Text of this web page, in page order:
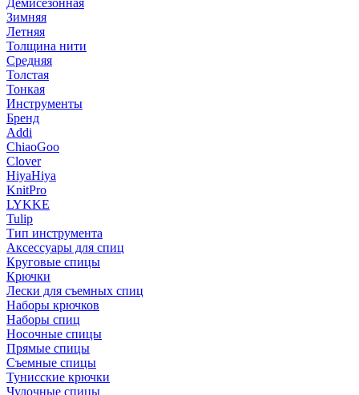
Демисезонная
Зимняя
Летняя
Толщина нити
Средняя
Толстая
Тонкая
Инструменты
Бренд
Addi
ChiaoGoo
Clover
HiyaHiya
KnitPro
LYKKE
Tulip
Тип инструмента
Аксессуары для спиц
Круговые спицы
Крючки
Лески для съемных спиц
Наборы крючков
Наборы спиц
Носочные спицы
Прямые спицы
Съемные спицы
Тунисские крючки
Чулочные спицы